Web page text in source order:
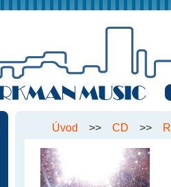
Úvod >> CD >>